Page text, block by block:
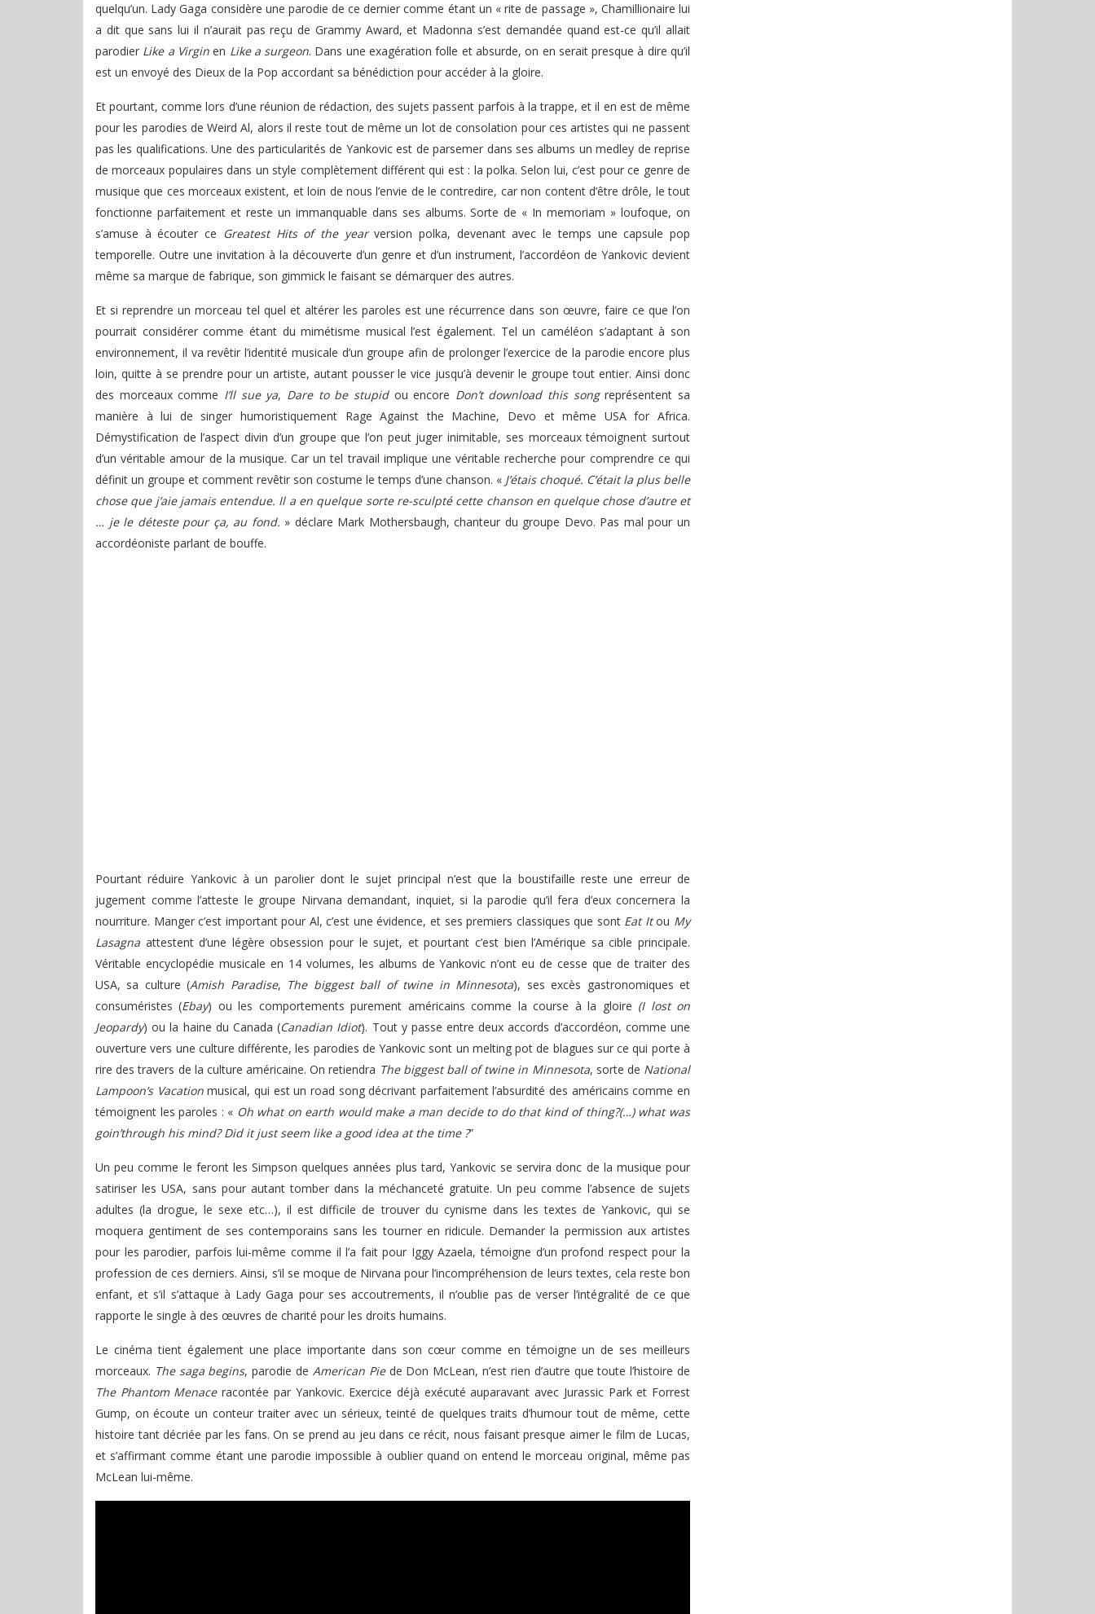
quelqu’un. Lady Gaga considère une parodie de ce dernier comme étant un « rite de passage », Chamillionaire lui
a dit que sans lui il n’aurait pas reçu de Grammy Award, et Madonna s’est demandée quand est-ce qu’il allait
parodier Like a Virginen Like a surgeon. Dans une exagération folle et absurde, on en serait presque à dire qu’il
est un envoyé des Dieux de la Pop accordant sa bénédiction pour accéder à la gloire.
Et pourtant, comme lors d’une réunion de rédaction, des sujets passent parfois à la trappe, et il en est de même
pour les parodies de Weird Al, alors il reste tout de même un lot de consolation pour ces artistes qui ne passent
pas les qualifications. Une des particularités de Yankovic est de parsemer dans ses albums un medley de reprise
de morceaux populaires dans un style complètement différent qui est : la polka. Selon lui, c’est pour ce genre de
musique que ces morceaux existent, et loin de nous l’envie de le contredire, car non content d’être drôle, le tout
fonctionne parfaitement et reste un immanquable dans ses albums. Sorte de « In memoriam » loufoque, on
s’amuse à écouter ce Greatest Hits of the yearversion polka, devenant avec le temps une capsule pop
temporelle. Outre une invitation à la découverte d’un genre et d’un instrument, l’accordéon de Yankovic devient
même sa marque de fabrique, son gimmick le faisant se démarquer des autres.
Et si reprendre un morceau tel quel et altérer les paroles est une récurrence dans son œuvre, faire ce que l’on
pourrait considérer comme étant du mimétisme musical l’est également. Tel un caméléon s’adaptant à son
environnement, il va revêtir l’identité musicale d’un groupe afin de prolonger l’exercice de la parodie encore plus
loin, quitte à se prendre pour un artiste, autant pousser le vice jusqu’à devenir le groupe tout entier. Ainsi donc
des morceaux comme I’ll sue ya, Dare to be stupidou encore Don’t download this songreprésentent sa
manière à lui de singer humoristiquement Rage Against the Machine, Devo et même USA for Africa.
Démystification de l’aspect divin d’un groupe que l’on peut juger inimitable, ses morceaux témoignent surtout
d’un véritable amour de la musique. Car un tel travail implique une véritable recherche pour comprendre ce qui
définit un groupe et comment revêtir son costume le temps d’une chanson. « J’étais choqué. C’était la plus belle
chose que j’aie jamais entendue. Il a en quelque sorte re-sculpté cette chanson en quelque chose d’autre et
… je le déteste pour ça, au fond. » déclare Mark Mothersbaugh, chanteur du groupe Devo. Pas mal pour un
accordéoniste parlant de bouffe.
Pourtant réduire Yankovic à un parolier dont le sujet principal n’est que la boustifaille reste une erreur de
jugement comme l’atteste le groupe Nirvana demandant, inquiet, si la parodie qu’il fera d’eux concernera la
nourriture. Manger c’est important pour Al, c’est une évidence, et ses premiers classiques que sont Eat Itou My
Lasagna attestent d’une légère obsession pour le sujet, et pourtant c’est bien l’Amérique sa cible principale.
Véritable encyclopédie musicale en 14 volumes, les albums de Yankovic n’ont eu de cesse que de traiter des
USA, sa culture (Amish Paradise, The biggest ball of twine in Minnesota), ses excès gastronomiques et
consuméristes (Ebay) ou les comportements purement américains comme la course à la gloire (I lost on
Jeopardy) ou la haine du Canada (Canadian Idiot). Tout y passe entre deux accords d’accordéon, comme une
ouverture vers une culture différente, les parodies de Yankovic sont un melting pot de blagues sur ce qui porte à
rire des travers de la culture américaine. On retiendra The biggest ball of twine in Minnesota, sorte de National
Lampoon’s Vacationmusical, qui est un road song décrivant parfaitement l’absurdité des américains comme en
témoignent les paroles : « Oh what on earth would make a man decide to do that kind of thing?(…) what was
goin’through his mind? Did it just seem like a good idea at the time ?”
Un peu comme le feront les Simpson quelques années plus tard, Yankovic se servira donc de la musique pour
satiriser les USA, sans pour autant tomber dans la méchanceté gratuite. Un peu comme l’absence de sujets
adultes (la drogue, le sexe etc…), il est difficile de trouver du cynisme dans les textes de Yankovic, qui se
moquera gentiment de ses contemporains sans les tourner en ridicule. Demander la permission aux artistes
pour les parodier, parfois lui-même comme il l’a fait pour Iggy Azaela, témoigne d’un profond respect pour la
profession de ces derniers. Ainsi, s’il se moque de Nirvana pour l’incompréhension de leurs textes, cela reste bon
enfant, et s’il s’attaque à Lady Gaga pour ses accoutrements, il n’oublie pas de verser l’intégralité de ce que
rapporte le single à des œuvres de charité pour les droits humains.
Le cinéma tient également une place importante dans son cœur comme en témoigne un de ses meilleurs
morceaux. The saga begins, parodie de American Piede Don McLean, n’est rien d’autre que toute l’histoire de
The Phantom Menaceracontée par Yankovic. Exercice déjà exécuté auparavant avec Jurassic Park et Forrest
Gump, on écoute un conteur traiter avec un sérieux, teinté de quelques traits d’humour tout de même, cette
histoire tant décriée par les fans. On se prend au jeu dans ce récit, nous faisant presque aimer le film de Lucas,
et s’affirmant comme étant une parodie impossible à oublier quand on entend le morceau original, même pas
McLean lui-même.